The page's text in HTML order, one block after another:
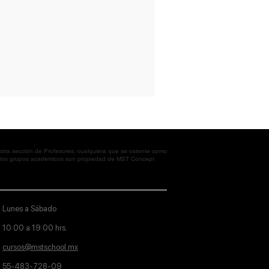
sección de Profesores; cualquiera que se ostente como
grupos académicos son propiedad de MST Concept
Lunes a Sábado
10:00 a 19:00 hrs.
cursos@mstschool.mx
55-483-728-09